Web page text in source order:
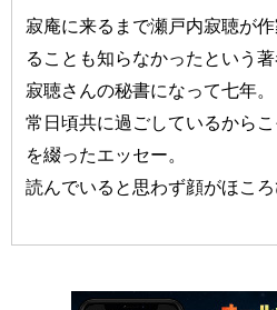
寂庵に来るまで瀬戸内寂聴が
ることも知らなかったという著
寂聴さんの秘書になって七年。
常日頃共に過ごしているから
を綴ったエッセー。
読んでいると思わず顔がほころ